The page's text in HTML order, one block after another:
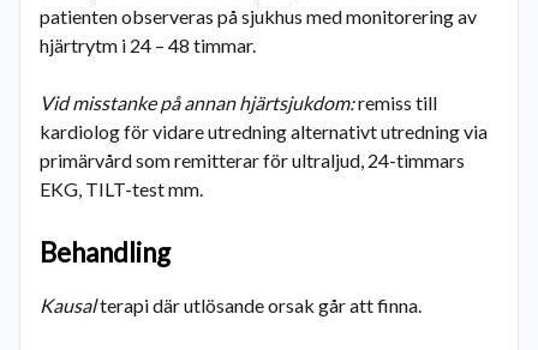
patienten observeras på sjukhus med monitorering av
hjärtrytm i 24 – 48 timmar.
Vid misstanke på annan hjärtsjukdom:remiss till
kardiolog för vidare utredning alternativt utredning via
primärvård som remitterar för ultraljud, 24-timmars
EKG, TILT-test mm.
Behandling
Kausalterapi där utlösande orsak går att finna.